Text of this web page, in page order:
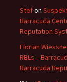
Stefon
Barracuda
Reputation
Florian
RBLs –
Barracuda